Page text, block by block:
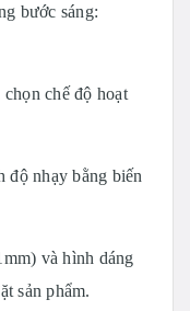
bước sáng:
chế độ hoạt
độ nhạy bằng biến
và hình dáng
sản phẩm.